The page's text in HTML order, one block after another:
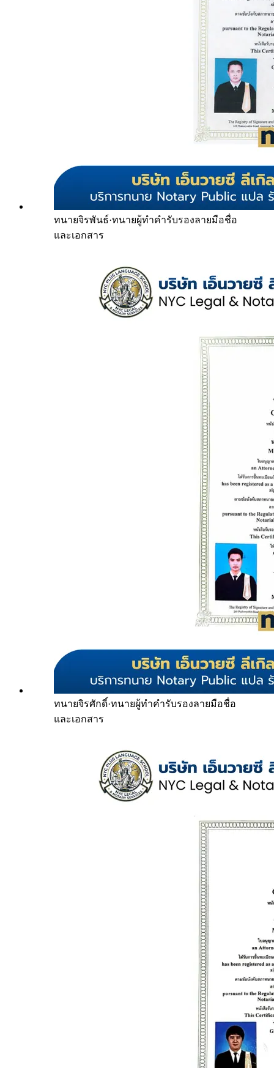
ทนายจิรพันธ์·ทนายผู้ทำคำรับรองลายมือชื่อ
และเอกสาร
ทนายจิรศักดิ์·ทนายผู้ทำคำรับรองลายมือชื่อ
และเอกสาร